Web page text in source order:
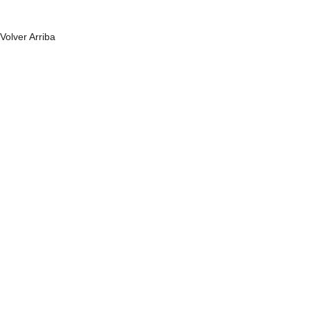
Volver Arriba